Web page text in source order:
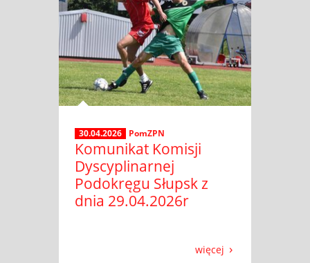
30.04.2026 PomZPN
Komunikat Komisji
Dyscyplinarnej
Podokręgu Słupsk z
dnia 29.04.2026r
więcej